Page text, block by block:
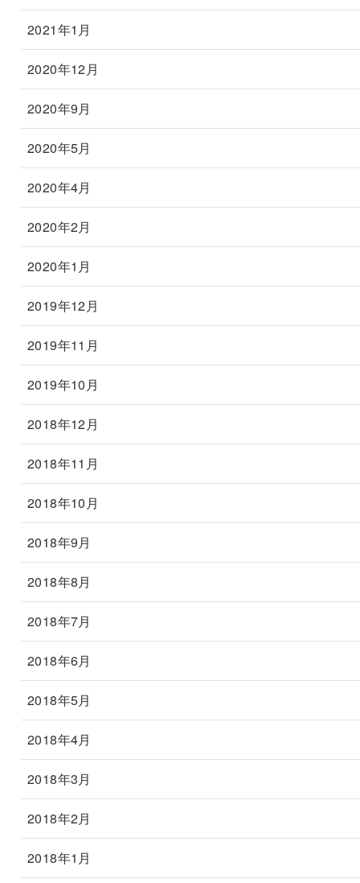
2021年1月
2020年12月
2020年9月
2020年5月
2020年4月
2020年2月
2020年1月
2019年12月
2019年11月
2019年10月
2018年12月
2018年11月
2018年10月
2018年9月
2018年8月
2018年7月
2018年6月
2018年5月
2018年4月
2018年3月
2018年2月
2018年1月